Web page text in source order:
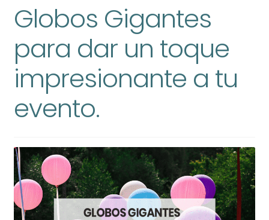
Globos Gigantes
para dar un toque
impresionante a tu
evento.